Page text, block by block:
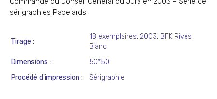
sérigraphies Papelards
Tirage
18 exemplaires, 2003, BFK Rives
Blanc
Dimensions
50*50
Procédé d'impression
Sérigraphie